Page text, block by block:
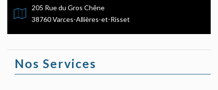
205 Rue du Gros Chêne
38760 Varces-Allières-et-Risset
Nos Services